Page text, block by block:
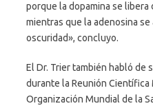
porque la dopamina se
mientras que la adenosina
oscuridad», concluyo.
El Dr. Trier también habló de
durante la Reunión
Organización Mundial de la